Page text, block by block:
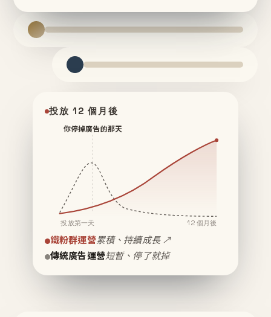
投放 12 個月後
你停掉廣告的那天
投放第一天 12 個月後
鐵粉群運營累積、持續成長 ↗
傳統廣告運營短暫、停了就掉